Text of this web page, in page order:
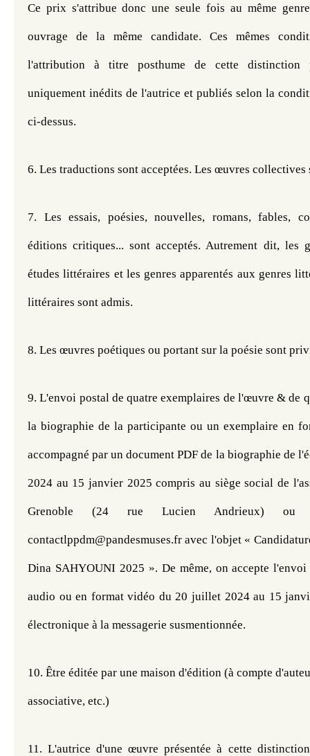
Ce prix s'attribue donc une seule fois au même
ouvrage de la même candidate. Ces mêmes
l'attribution à titre posthume de cette distinction
uniquement inédits de l'autrice et publiés selon la
ci-dessus.​​​​​​
6. Les traductions sont acceptées. Les œuvres
7. Les essais, poésies, nouvelles, romans, fables,
éditions critiques... sont acceptés. Autrement dit, les
études littéraires et les genres apparentés aux genres
littéraires sont admis.
8. Les œuvres poétiques ou portant sur la poésie sont
9. L'envoi postal de quatre exemplaires de l'œuvre & de
la biographie de la participante ou un exemplaire en
accompagné par un document PDF de la biographie de
2024 au 15 janvier 2025 compris au siège social de
Grenoble (24 rue Lucien Andrieux)
contactlppdm@pandesmuses.fr avec l'objet «
Dina SAHYOUNI 2025 ». De même, on accepte
audio ou en format vidéo du 20 juillet 2024 au 15
électronique à la messagerie susmentionnée.
10. Être éditée par une maison d'édition (à compte
associative, etc.)
11. L'autrice d'une œuvre présentée à cette